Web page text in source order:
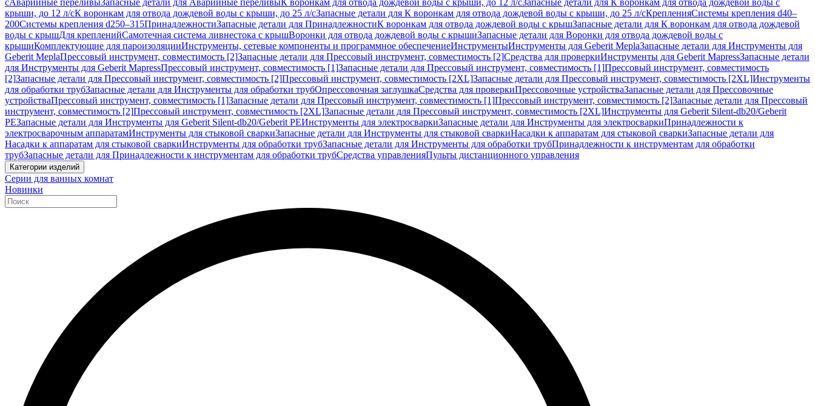
сАварийные переливыЗапасные детали для Аварийные переливыК воронкам для отвода дождевой воды с крыши, до 12 л/сЗапасные детали для К воронкам для отвода дождевой воды с
крыши, до 12 л/сК воронкам для отвода дождевой воды с крыши, до 25 л/сЗапасные детали для К воронкам для отвода дождевой воды с крыши, до 25 л/сКрепленияСистемы крепления d40–
200Системы крепления d250–315ПринадлежностиЗапасные детали для ПринадлежностиК воронкам для отвода дождевой воды с крышЗапасные детали для К воронкам для отвода дождевой
воды с крышДля крепленийСамотечная система ливнестока с крышВоронки для отвода дождевой воды с крышиЗапасные детали для Воронки для отвода дождевой воды с
крышиКомплектующие для пароизоляцииИнструменты, сетевые компоненты и программное обеспечениеИнструментыИнструменты для Geberit MeplaЗапасные детали для Инструменты для
Geberit MeplaПрессовый инструмент, совместимость [2]Запасные детали для Прессовый инструмент, совместимость [2]Средства для проверкиИнструменты для Geberit MapressЗапасные детали
для Инструменты для Geberit MapressПрессовый инструмент, совместимость [1]Запасные детали для Прессовый инструмент, совместимость [1]Прессовый инструмент, совместимость
[2]Запасные детали для Прессовый инструмент, совместимость [2]Прессовый инструмент, совместимость [2XL]Запасные детали для Прессовый инструмент, совместимость [2XL]Инструменты
для обработки трубЗапасные детали для Инструменты для обработки трубОпрессовочная заглушкаСредства для проверкиПрессовочные устройстваЗапасные детали для Прессовочные
устройстваПрессовый инструмент, совместимость [1]Запасные детали для Прессовый инструмент, совместимость [1]Прессовый инструмент, совместимость [2]Запасные детали для Прессовый
инструмент, совместимость [2]Прессовый инструмент, совместимость [2XL]Запасные детали для Прессовый инструмент, совместимость [2XL]Инструменты для Geberit Silent-db20/Geberit
PEЗапасные детали для Инструменты для Geberit Silent-db20/Geberit PEИнструменты для электросваркиЗапасные детали для Инструменты для электросваркиПринадлежности к
электросварочным аппаратамИнструменты для стыковой сваркиЗапасные детали для Инструменты для стыковой сваркиНасадки к аппаратам для стыковой сваркиЗапасные детали для
Насадки к аппаратам для стыковой сваркиИнструменты для обработки трубЗапасные детали для Инструменты для обработки трубПринадлежности к инструментам для обработки
трубЗапасные детали для Принадлежности к инструментам для обработки трубСредства управленияПульты дистанционного управления
Категории изделий
Серии для ванных комнат
Новинки